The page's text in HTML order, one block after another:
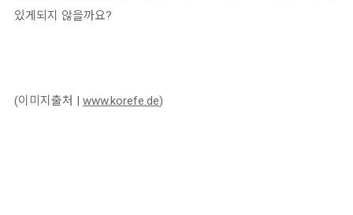
있게되지 않을까요?
(이미지출처 | www.korefe.de)